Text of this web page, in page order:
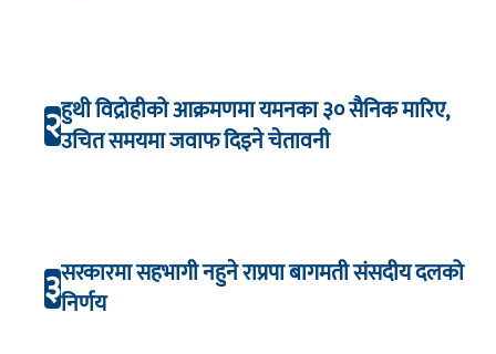
२हुथी विद्रोहीको आक्रमणमा यमनका ३० सैनिक मारिए,
उचित समयमा जवाफ दिइने चेतावनी
३सरकारमा सहभागी नहुने राप्रपा बागमती संसदीय दलको
निर्णय